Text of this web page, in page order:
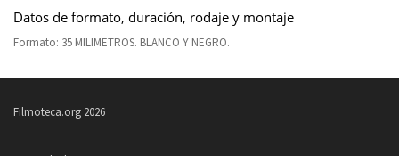
Datos de formato, duración, rodaje y montaje
Formato: 35 MILIMETROS. BLANCO Y NEGRO.
Filmoteca.org 2026